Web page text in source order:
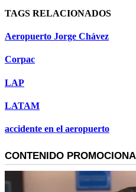
TAGS RELACIONADOS
Aeropuerto Jorge Chávez
Corpac
LAP
LATAM
accidente en el aeropuerto